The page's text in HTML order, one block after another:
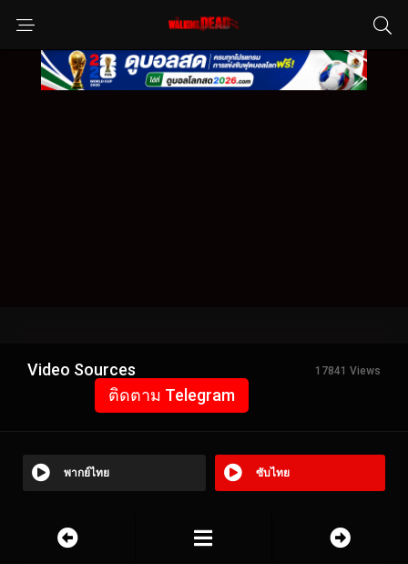
Video Sources 17841 Views
ติดตาม Telegram
พากย์ไทย ซับไทย